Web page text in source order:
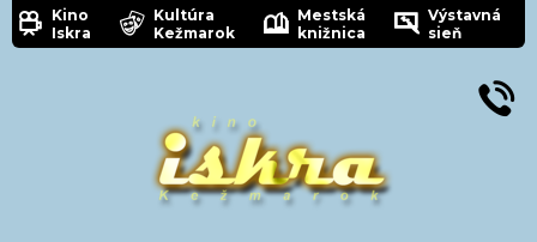
Kino
Iskra
Kultúra
Kežmarok
Mestská
knižnica
Výstavná
sieň